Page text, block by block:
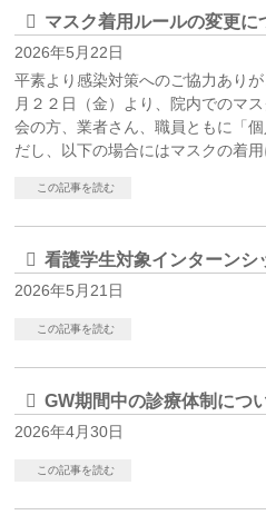
マスク着用ルールの変更に
2026年5月22日
平素より感染対策へのご協力あり
月２２日（金）より、院内でのマ
会の方、業者さん、職員ともに「
だし、以下の場合にはマスクの着
この記事を読む
看護学生対象インターンシ
2026年5月21日
この記事を読む
GW期間中の診療体制につ
2026年4月30日
この記事を読む